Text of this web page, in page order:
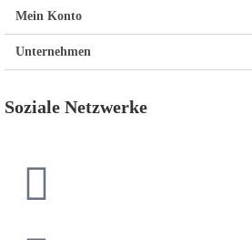
Mein Konto
Unternehmen
Soziale Netzwerke